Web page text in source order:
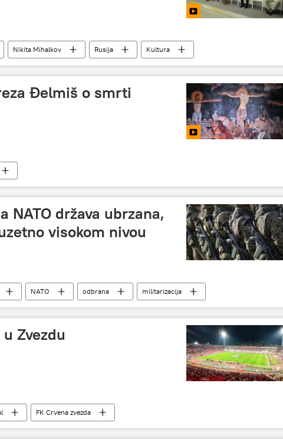
Nikita Mihalkov Rusija Kultura
Đelmiš o smrti
NATO država ubrzana,
visokom nivou
NATO odbrana
militarizacija
Zvezdu
FK Crvena zvezda